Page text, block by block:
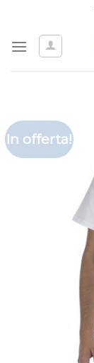
contenuti
In offerta!